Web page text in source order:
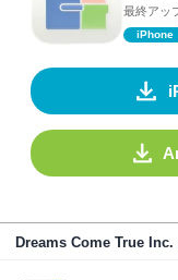
最終アッ
iPhone
Dreams Come True Inc.